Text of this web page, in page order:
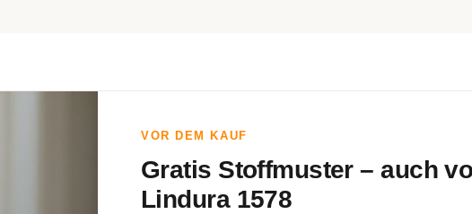
VOR DEM KAUF
Gratis Stoffmuster – auch
Lindura 1578